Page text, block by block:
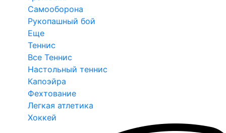
Самооборона
Рукопашный бой
Еще
Теннис
Все Теннис
Настольный теннис
Капоэйра
Фехтование
Легкая атлетика
Хоккей